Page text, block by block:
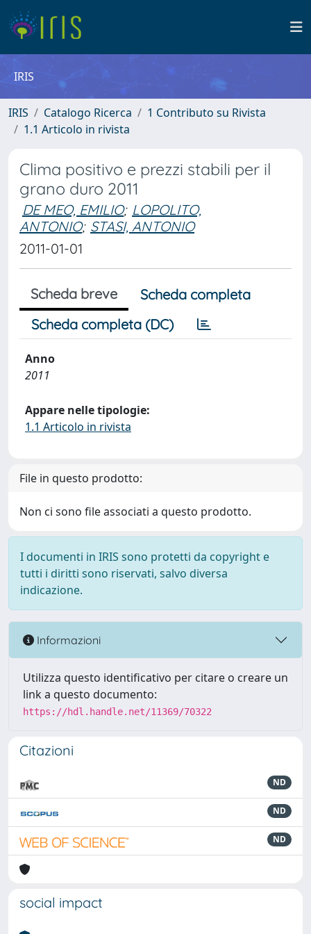
IRIS
IRIS Catalogo Ricerca
1 Contributo su Rivista
1.1 Articolo in rivista
Clima positivo e prezzi stabili per il
grano duro 2011
DE MEO, EMILIO; LOPOLITO,
ANTONIO; STASI, ANTONIO
2011-01-01
Scheda breve
Scheda completa
Scheda completa (DC)
Anno
2011
Appare nelle tipologie:
1.1 Articolo in rivista
File in questo prodotto:
Non ci sono file associati a questo prodotto.
I documenti in IRIS sono protetti da copyright e
tutti i diritti sono riservati, salvo diversa
indicazione.
Informazioni
Utilizza questo identificativo per citare o creare un
link a questo documento:
https://hdl.handle.net/11369/70322
Citazioni
ND
ND
ND
social impact